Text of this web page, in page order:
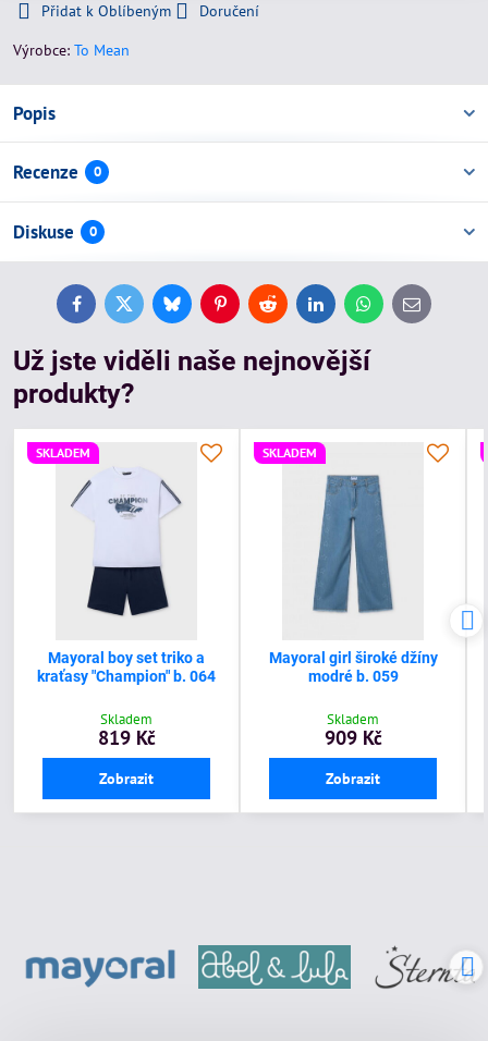
Přidat k Oblíbeným
Doručení
Výrobce: To Mean
Popis
Recenze 0
Diskuse 0
FacebookTwitterBlueskyPinterestReddit LinkedInWhatsApp
E-
mail
Už jste viděli naše nejnovější
produkty?
SKLADEM
Mayoral boy set triko a
kraťasy "Champion" b. 064
Skladem
819 Kč
Zobrazit
SKLADEM
Mayoral girl široké džíny
modré b. 059
Skladem
909 Kč
Zobrazit